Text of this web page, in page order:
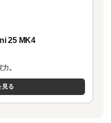
25 MK4
。
見る